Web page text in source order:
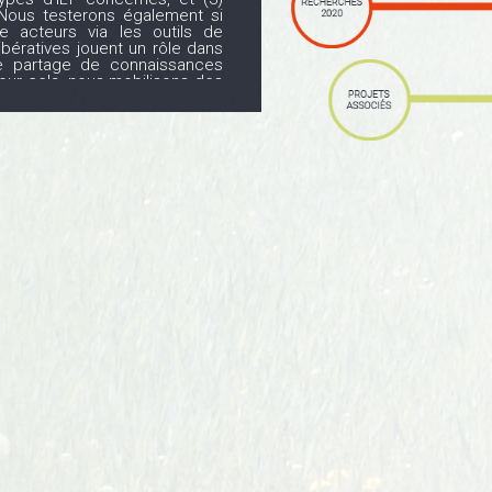
testerons également si
acteurs via les outils de
jouent un rôle dans
de connaissances
cela, nous mobilisons des
et à mobiliser des
nos hypothèses
afin d’en évaluer la
contextes institutionnels